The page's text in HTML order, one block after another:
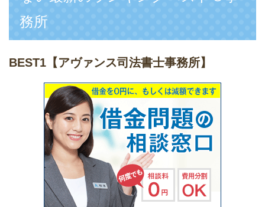
務所
BEST1 【アヴァンス司法書士事務所】